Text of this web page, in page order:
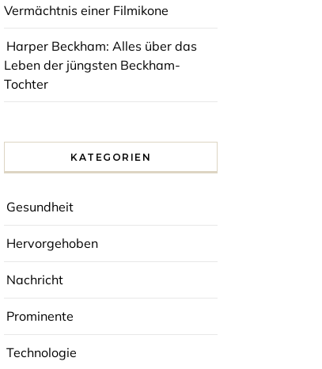
Vermächtnis einer Filmikone
Harper Beckham: Alles über das
Leben der jüngsten Beckham-
Tochter
KATEGORIEN
Gesundheit
Hervorgehoben
Nachricht
Prominente
Technologie